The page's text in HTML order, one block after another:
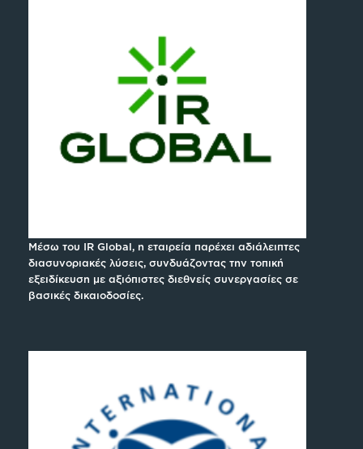
Μέσω του IR Global, η εταιρεία παρέχει αδιάλειπτες
διασυνοριακές λύσεις, συνδυάζοντας την τοπική
εξειδίκευση με αξιόπιστες διεθνείς συνεργασίες σε
βασικές δικαιοδοσίες.